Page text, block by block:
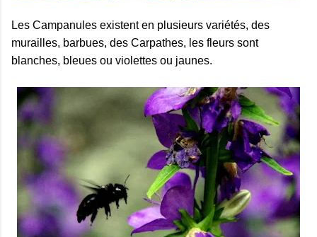
Les Campanules existent en plusieurs variétés, des
murailles, barbues, des Carpathes, les fleurs sont
blanches, bleues ou violettes ou jaunes.